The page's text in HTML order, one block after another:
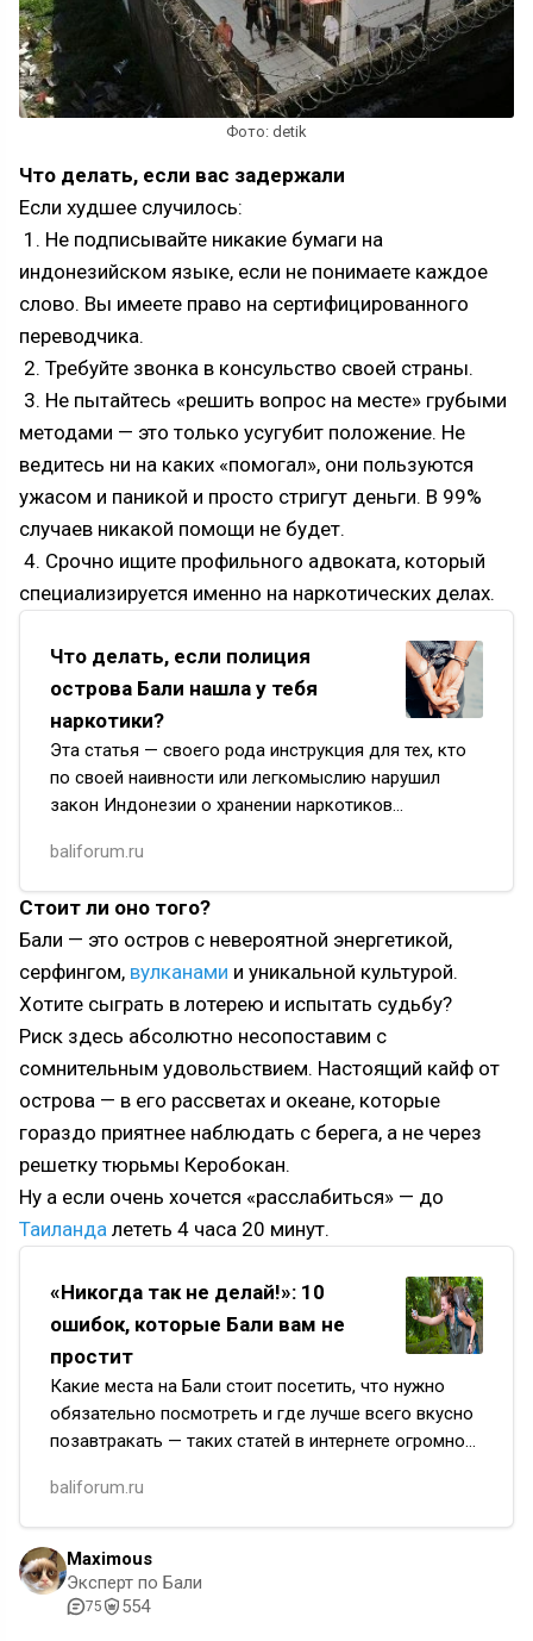
Фото: detik
Что делать, если вас задержали
Если худшее случилось:
1. Не подписывайте никакие бумаги на
индонезийском языке, если не понимаете каждое
слово. Вы имеете право на сертифицированного
переводчика.
2. Требуйте звонка в консульство своей страны.
3. Не пытайтесь «решить вопрос на месте» грубыми
методами — это только усугубит положение. Не
ведитесь ни на каких «помогал», они пользуются
ужасом и паникой и просто стригут деньги. В 99%
случаев никакой помощи не будет.
4. Срочно ищите профильного адвоката, который
специализируется именно на наркотических делах.
Что делать, если полиция
острова Бали нашла у тебя
наркотики?
Эта статья — своего рода инструкция для тех, кто
по своей наивности или легкомыслию нарушил
закон Индонезии о хранении наркотиков
квеста индонезийского право…
baliforum.ru
Стоит ли оно того?
Бали — это остров с невероятной энергетикой,
серфингом, вулканами и уникальной культурой.
Хотите сыграть в лотерею и испытать судьбу?
Риск здесь абсолютно несопоставим с
сомнительным удовольствием. Настоящий кайф от
острова — в его рассветах и океане, которые
гораздо приятнее наблюдать с берега, а не через
решетку тюрьмы Керобокан.
Ну а если очень хочется «расслабиться» — до
Таиланда лететь 4 часа 20 минут.
«Никогда так не делай!»: 10
ошибок, которые Бали вам не
простит
Какие места на Бали стоит посетить, что нужно
обязательно посмотреть и где лучше всего вкусно
позавтракать — таких статей в интернете огромное
острове…
baliforum.ru
Maximous
Эксперт по Бали
75 554